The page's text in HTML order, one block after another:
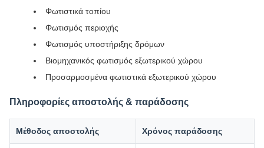
Φωτιστικά τοπίου
Φωτισμός περιοχής
Φωτισμός υποστήριξης δρόμων
Βιομηχανικός φωτισμός εξωτερικού χώρου
Προσαρμοσμένα φωτιστικά εξωτερικού χώρου
Πληροφορίες αποστολής & παράδοσης
Μέθοδος αποστολής Χρόνος παράδοσης